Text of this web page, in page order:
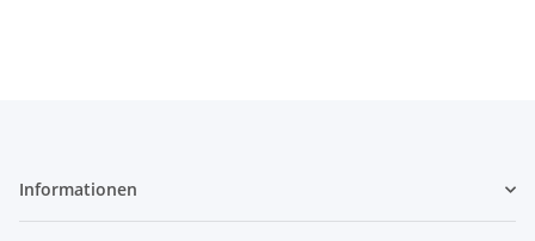
Informationen